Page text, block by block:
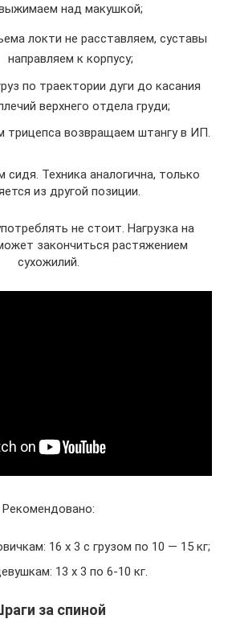
над макушкой;
локти не расставляем, суставы
направляем к корпусу;
по траектории дуги до касания
верхнего отдела груди;
трицепса возвращаем штангу в ИП.
Техника аналогична, только
из другой позиции.
не стоит. Нагрузка на
закончиться растяжением
сухожилий.
Рекомендовано:
16 х 3 с грузом по 10 — 15 кг;
13 х 3 по 6-10 кг.
за спиной